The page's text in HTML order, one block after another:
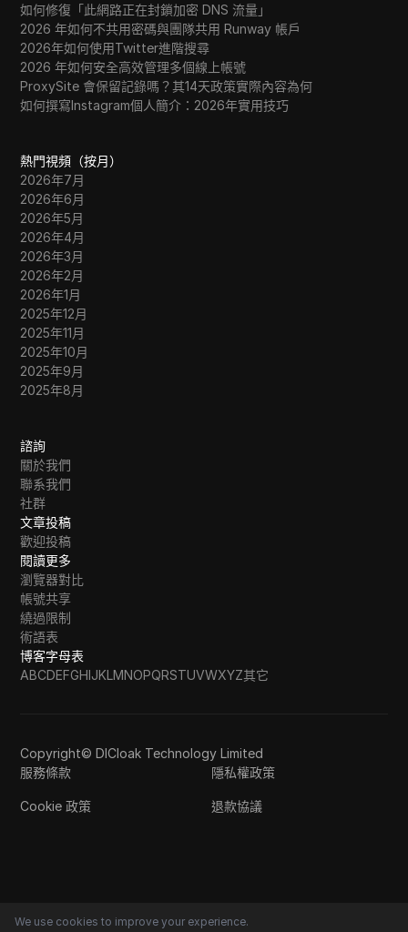
如何修復「此網路正在封鎖加密 DNS 流量」
2026 年如何不共用密碼與團隊共用 Runway 帳戶
2026年如何使用Twitter進階搜尋
2026 年如何安全高效管理多個線上帳號
ProxySite 會保留記錄嗎？其14天政策實際內容為何
如何撰寫Instagram個人簡介：2026年實用技巧
熱門視頻（按月）
2026年7月
2026年6月
2026年5月
2026年4月
2026年3月
2026年2月
2026年1月
2025年12月
2025年11月
2025年10月
2025年9月
2025年8月
諮詢
關於我們
聯系我們
社群
文章投稿
歡迎投稿
閱讀更多
瀏覽器對比
帳號共享
繞過限制
術語表
博客字母表
ABCDEFGHIJKLMNOPQRSTUVWXYZ其它
Copyright© DICloak Technology Limited
服務條款
隱私權政策
Cookie 政策 退款協議
We use cookies to improve your experience.